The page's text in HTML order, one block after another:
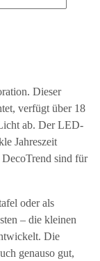
Dieser
verfügt über 18
ab. Der LED-
Jahreszeit
sind für
oderals
– die kleinen
Die
genauso gut,